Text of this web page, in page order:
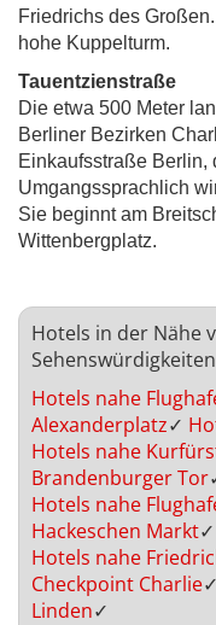
Friedrichs des
hohe Kuppelturm.
Tauentzienstraße
Die etwa 500 Meter
Berliner Bezirken
Einkaufsstraße Berlin,
Umgangssprachlich
Sie beginnt am
Wittenbergplatz.
Hotels in der Nähe
Hotels nahe
Alexanderplatz✓
Hotels nahe
Brandenburger Tor
Hotels nahe
Hackeschen Markt✓
Hotels nahe
Checkpoint Charlie✓
Linden✓